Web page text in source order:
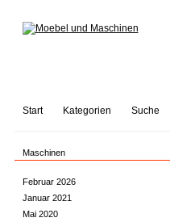
Start Kategorien Suche
Maschinen
Februar 2026
Januar 2021
Mai 2020